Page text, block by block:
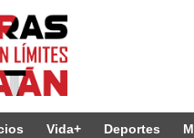
Vida+ Deportes